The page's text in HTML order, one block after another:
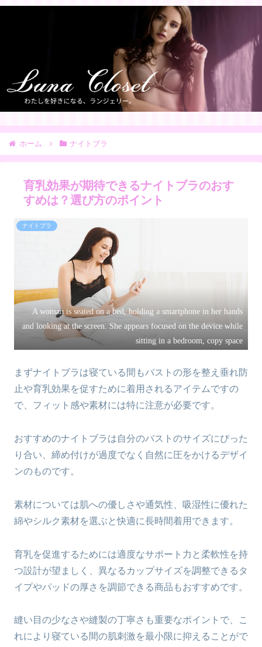
ホーム ナイトブラ
育乳効果が期待できるナイトブラのおす
すめは？選び方のポイント
ナイトブラ
A woman is seated on a bed, holding a smartphone in her hands
and looking at the screen. She appears focused on the device while
sitting in a bedroom, copy space
まずナイトブラは寝ている間もバストの形を整え垂れ防
止や育乳効果を促すために着用されるアイテムですの
で、フィット感や素材には特に注意が必要です。
おすすめのナイトブラは自分のバストのサイズにぴった
り合い、締め付けが過度でなく自然に圧をかけるデザイ
ンのものです。
素材については肌への優しさや通気性、吸湿性に優れた
綿やシルク素材を選ぶと快適に長時間着用できます。
育乳を促進するためには適度なサポート力と柔軟性を持
つ設計が望ましく、異なるカップサイズを調整できるタ
イプやパッドの厚さを調節できる商品もおすすめです。
縫い目の少なさや縫製の丁寧さも重要なポイントで、こ
れにより寝ている間の肌刺激を最小限に抑えることがで